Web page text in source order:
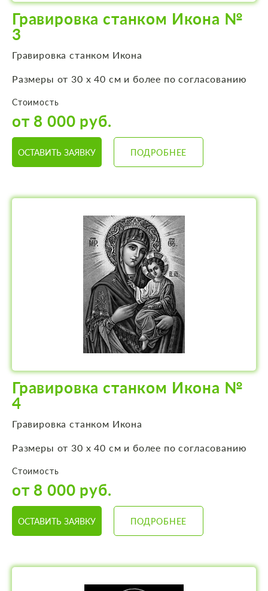
Гравировка станком Икона №
3
Гравировка станком Икона
Размеры от 30 х 40 см и более по согласованию
Стоимость
от 8 000 руб.
ОСТАВИТЬ ЗАЯВКУ ПОДРОБНЕЕ
Гравировка станком Икона №
4
Гравировка станком Икона
Размеры от 30 х 40 см и более по согласованию
Стоимость
от 8 000 руб.
ОСТАВИТЬ ЗАЯВКУ ПОДРОБНЕЕ